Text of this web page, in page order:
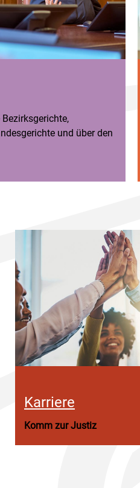
und über den
Karriere
Komm zur Justiz